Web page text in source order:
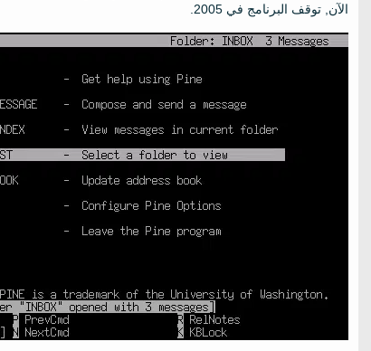
الآن, توقف البرنامج في 2005.